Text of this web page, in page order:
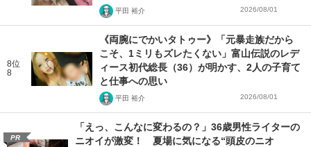
平田 裕介 2026/08/01
8位
8
《両腕にでかいタトゥー》「元暴走族だから
こそ、1ミリもズレたくない」富山伝説のレデ
ィース初代総長（36）が明かす、2人の子育て
と仕事への思い
平田 裕介 2026/08/01
PR
「えっ、こんなに変わるの？」36歳男性ライターの
ニオイが激変！ 夏場に気になる“頭皮のニオ